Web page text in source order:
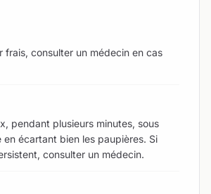
frais, consulter un médecin en cas
pendant plusieurs minutes, sous
en écartant bien les paupières. Si
consulter un médecin.